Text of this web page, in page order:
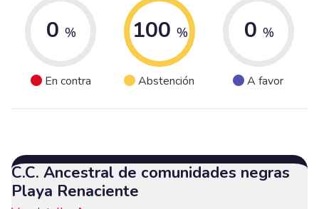
0 %
En contra
100 %
Abstención
0 %
A favor
C.C. Ancestral de comunidades negras
Playa Renaciente